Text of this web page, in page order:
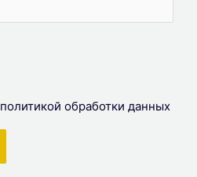
политикой обработки данных